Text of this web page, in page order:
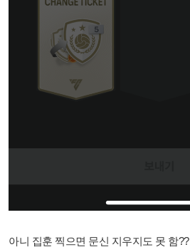
아니 집훈 찍으면 문신 지우지도 못 함